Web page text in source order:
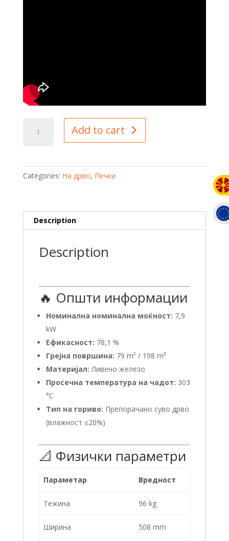
Add to cart
Categories: На дрво, Печки
Description
Description
🔥 Општи информации
Номинална номинална моќност: 7,9
kW
Ефикасност: 78,1 %
Грејна површина: 79 m² / 198 m³
Материјал: Ливено железо
Просечна температура на чадот: 303
°C
Тип на гориво: Препорачано суво дрво
(влажност ≤20%)
📐 Физички параметри
Параметар Вредност
Тежина 96 kg
Ширина 508 mm